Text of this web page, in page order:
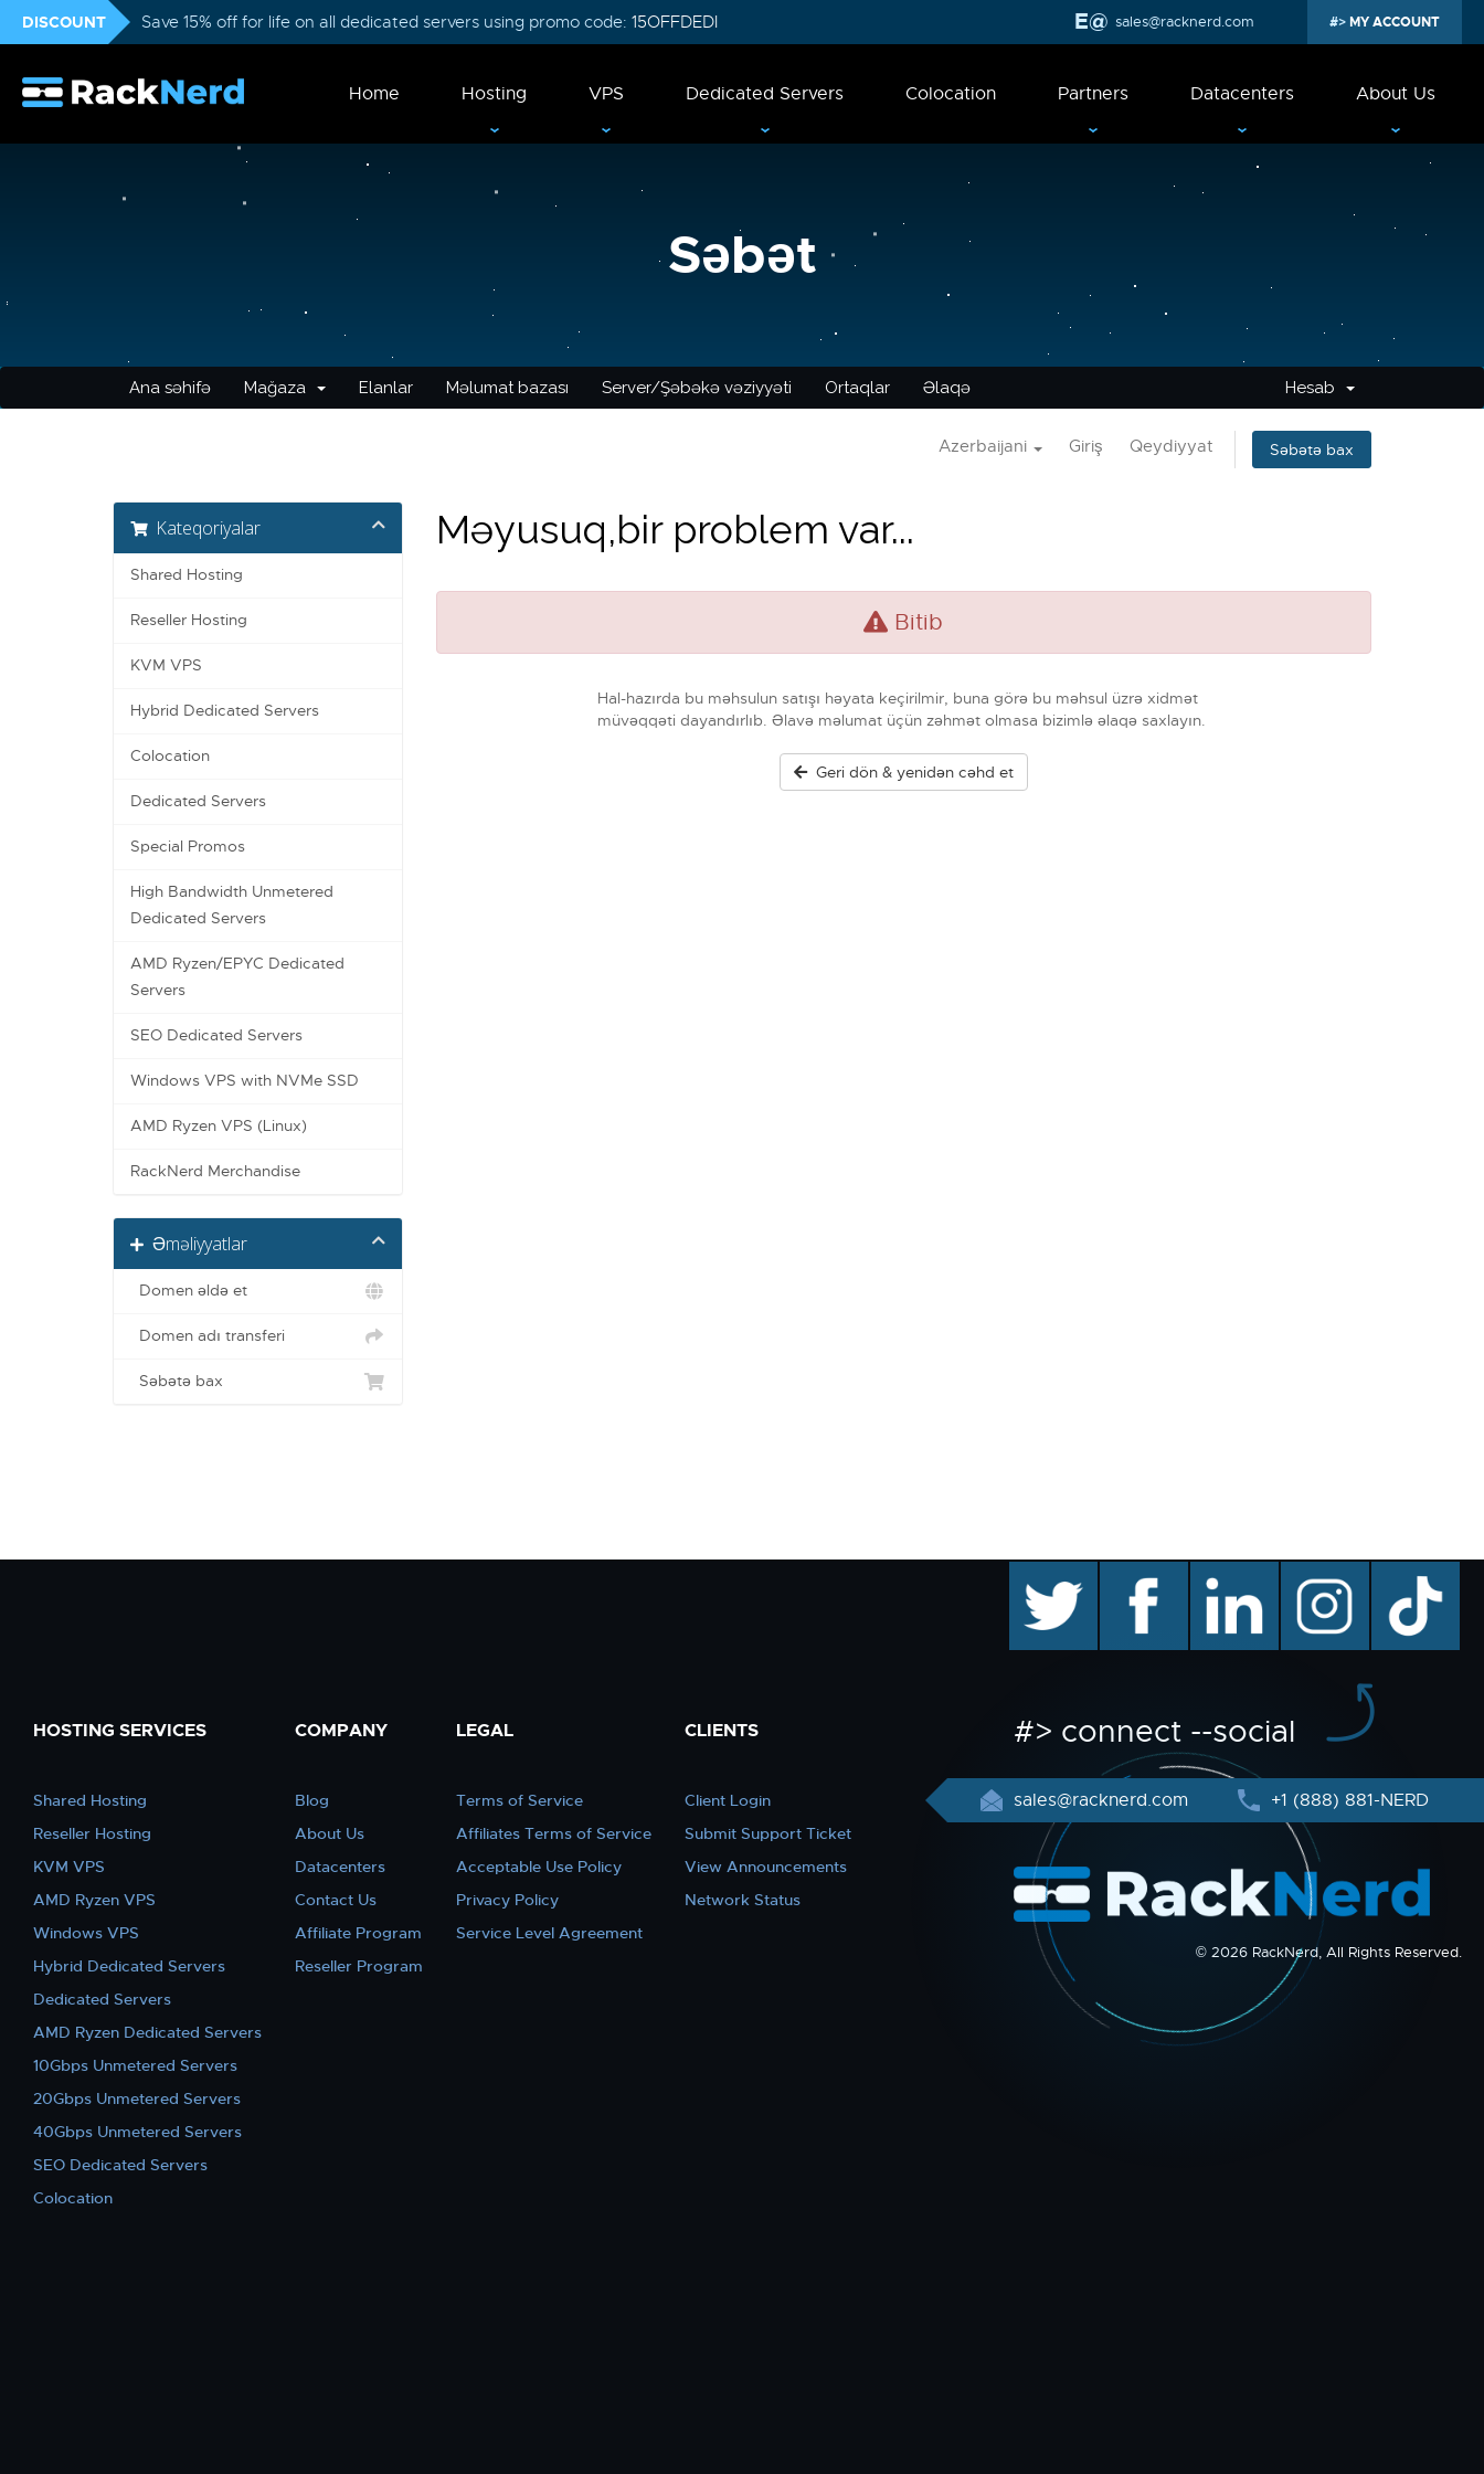
DISCOUNT Save 15% off for life on all dedicated servers using promo code: 15OFFDEDI sales@racknerd.com MY ACCOUNT
Home Hosting VPS Dedicated Servers Colocation Partners Datacenters About Us
Səbət
Ana səhifə Mağaza Elanlar Məlumat bazası Server/Şəbəkə vəziyyəti Ortaqlar Əlaqə Hesab
Azerbaijani Giriş Qeydiyyat Səbətə bax
Kateqoriyalar
Shared Hosting
Reseller Hosting
KVM VPS
Hybrid Dedicated Servers
Colocation
Dedicated Servers
Special Promos
High Bandwidth Unmetered
Dedicated Servers
AMD Ryzen/EPYC Dedicated
Servers
SEO Dedicated Servers
Windows VPS with NVMe SSD
AMD Ryzen VPS (Linux)
RackNerd Merchandise
Əməliyyatlar
Domen əldə et
Domen adı transferi
Səbətə bax
Məyusuq,bir problem var...
Bitib
Hal-hazırda bu məhsulun satışı həyata keçirilmir, buna görə bu məhsul üzrə xidmət
müvəqqəti dayandırlıb. Əlavə məlumat üçün zəhmət olmasa bizimlə əlaqə saxlayın.
Geri dön & yenidən cəhd et
HOSTING SERVICES
Shared Hosting
Reseller Hosting
KVM VPS
AMD Ryzen VPS
Windows VPS
Hybrid Dedicated Servers
Dedicated Servers
AMD Ryzen Dedicated Servers
10Gbps Unmetered Servers
20Gbps Unmetered Servers
40Gbps Unmetered Servers
SEO Dedicated Servers
Colocation
COMPANY
Blog
About Us
Datacenters
Contact Us
Affiliate Program
Reseller Program
LEGAL
Terms of Service
Affiliates Terms of Service
Acceptable Use Policy
Privacy Policy
Service Level Agreement
CLIENTS
Client Login
Submit Support Ticket
View Announcements
Network Status
facebook linkedin instagram TikTok
#> connect --social
sales@racknerd.com +1 (888) 881-NERD
© 2026 RackNerd, All Rights Reserved.